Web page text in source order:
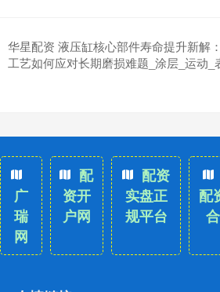
华星配资 液压缸核心部件寿命提升新解
工艺如何应对长期磨损难题_涂层_运动_
广
瑞
网
配
资开
户网
配资
实盘正
规平台
配